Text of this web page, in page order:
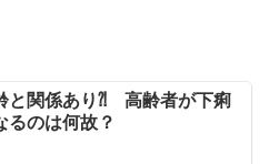
と関係あり⁈ 高齢者が下痢
るのは何故？